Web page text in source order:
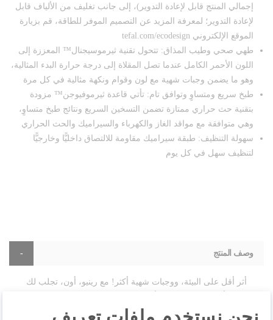
إجمالي المنتج قابل لإعادة التدوير)، إلى جانب تغليف من الألياف قابل
لإعادة التدوير؛ لمعرفة المزيد عن التصميم الموفر للطاقة، قم بزيارة
الموقع الإلكتروني tefal.com/ecodesign
طهي صحي وطيب المذاق: تتحول تقنية ثيرموسيجنال™ المعززة إلى
اللون الأحمر الكامل عندما تصل المقلاة إلى درجة حرارة البدء المثالية،
وهو ما يضمن وجبات شهية مع لون وقوام ونكهة مثالية في كل مرة
طبخ سريع ومتساوٍ وتوافق تام: تأتي قاعدة ثيرموفيوجن™ مزودة
بتقنية حث حراري ممتازة تضمن التسخين السريع ونتائج طبخ متساوٍ،
وهي متوافقة مع مواقد الغاز والكهرباء والسيراميك والحث الحراري
سهولة التنظيف: طبقة سيراميك مقاومة للالتصاق داخليًّا وخارجيًّا
لتنظيف سهل في كل يوم
وصف المنتج
أثر أقل على البيئة، ووجبات شهية أكثر! مع رينيو، أون، تجلب لك
أجل طريقة طهي جديدة كليًّا. تم تصميم مجموعة رينيو، أون،